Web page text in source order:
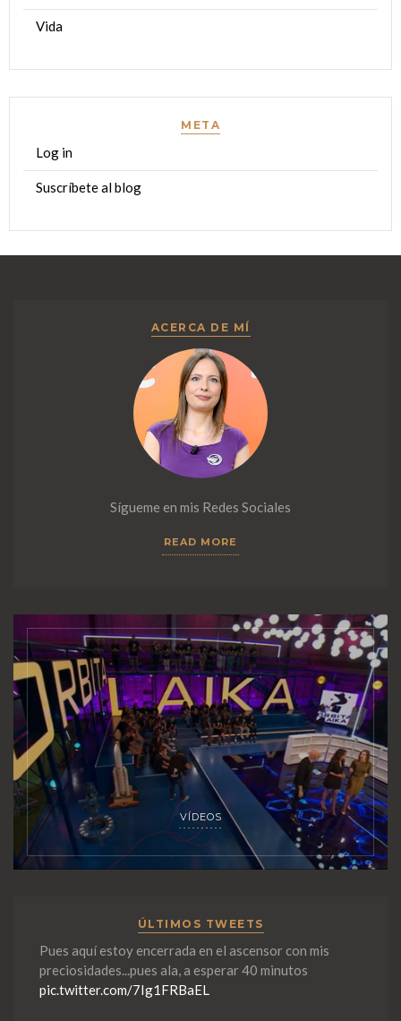
Vida
META
Log in
Suscríbete al blog
ACERCA DE MÍ
Sígueme en mis Redes Sociales
READ MORE
VÍDEOS
ÚLTIMOS TWEETS
Pues aquí estoy encerrada en el ascensor con mis
preciosidades...pues ala, a esperar 40 minutos
pic.twitter.com/7Ig1FRBaEL